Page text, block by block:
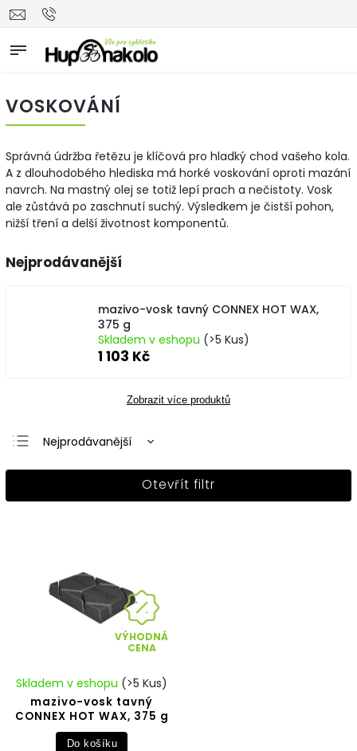
VOSKOVÁNÍ
Správná údržba řetězu je klíčová pro hladký chod vašeho kola.
A z dlouhodobého hlediska má horké voskování oproti mazání
navrch. Na mastný olej se totiž lepí prach a nečistoty. Vosk
ale zůstává po zaschnutí suchý. Výsledkem je čistší pohon,
nižší tření a delší životnost komponentů.
Nejprodávanější
mazivo-vosk tavný CONNEX HOT WAX,
375 g
Skladem v eshopu (>5 Kus)
1 103 Kč
Zobrazit více produktů
Nejprodávanější
Nejlevnější
Otevřít filtr
VÝHODNÁ
CENA
mazivo-vosk tavný
CONNEX HOT WAX, 375 g
Skladem v eshopu (>5 Kus)
Do košíku